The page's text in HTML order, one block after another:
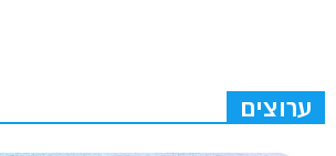
ערוצים